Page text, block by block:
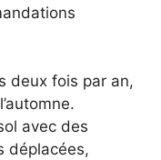
deux fois par an,
avec des
déplacées,